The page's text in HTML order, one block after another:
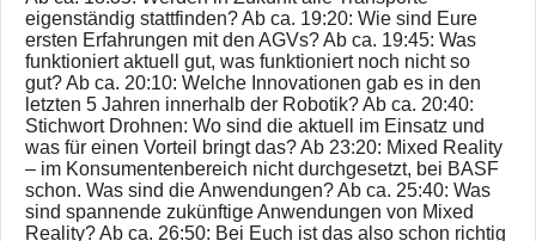
eigenständig stattfinden? Ab ca. 19:20: Wie sind Eure
ersten Erfahrungen mit den AGVs? Ab ca. 19:45: Was
funktioniert aktuell gut, was funktioniert noch nicht so
gut? Ab ca. 20:10: Welche Innovationen gab es in den
letzten 5 Jahren innerhalb der Robotik? Ab ca. 20:40:
Stichwort Drohnen: Wo sind die aktuell im Einsatz und
was für einen Vorteil bringt das? Ab 23:20: Mixed Reality
– im Konsumentenbereich nicht durchgesetzt, bei BASF
schon. Was sind die Anwendungen? Ab ca. 25:40: Was
sind spannende zukünftige Anwendungen von Mixed
Reality? Ab ca. 26:50: Bei Euch ist das also schon richtig